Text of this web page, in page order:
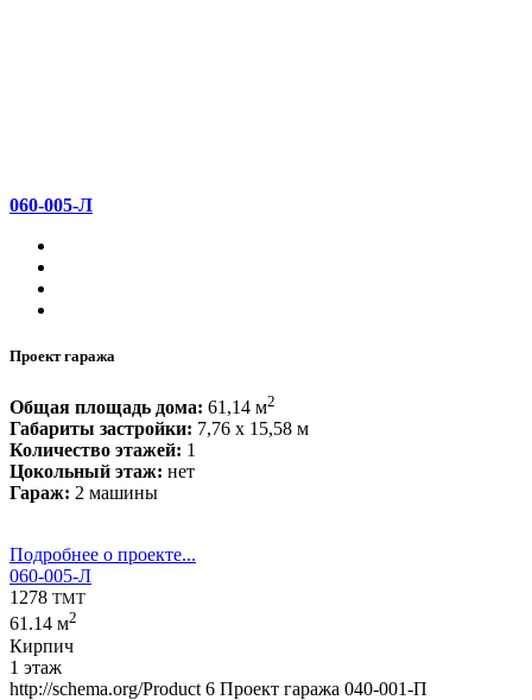
060-005-Л
Проект гаража
Общая площадь дома: 61,14 м2
Габариты застройки: 7,76 x 15,58 м
Количество этажей: 1
Цокольный этаж: нет
Гараж: 2 машины
Подробнее о проекте...
060-005-Л
1278 TMT
61.14 м2
Кирпич
1 этаж
http://schema.org/Product 6 Проект гаража 040-001-П